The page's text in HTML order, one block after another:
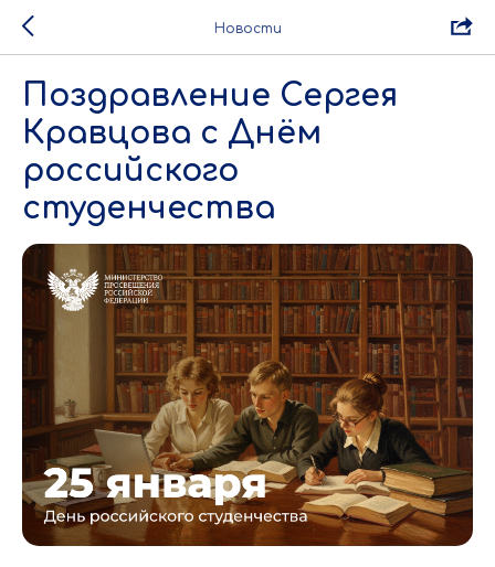
Новости
Поздравление Сергея
Кравцова с Днём
российского
студенчества